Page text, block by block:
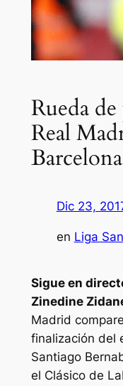
Rueda
Real
Barcelona
Dic 23,
en Liga
Sigue en
Zinedine
Madrid
finalización del
Santiago
el Clásico de